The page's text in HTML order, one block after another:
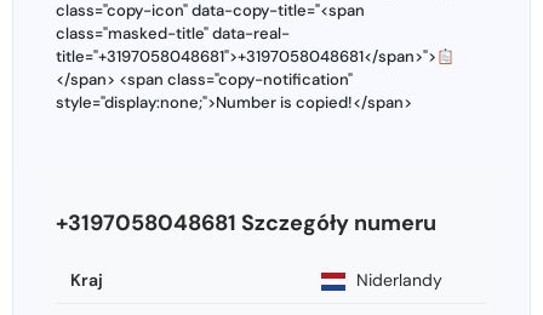
class="copy-icon" data-copy-title="<span
class="masked-title" data-real-
title="+3197058048681">+3197058048681</span>">
</span> <span class="copy-notification"
style="display:none;">Number is copied!</span>
+3197058048681 Szczegóły numeru
Kraj Niderlandy